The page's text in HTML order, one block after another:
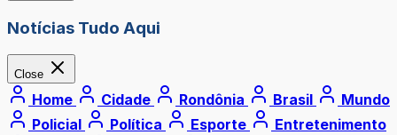
Notícias Tudo Aqui
Close
Home Cidade Rondônia Brasil
Mundo
Policial
Política Esporte
Entretenimento